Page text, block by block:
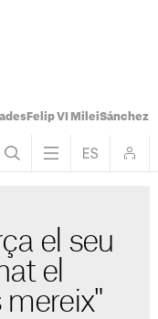
Felip VI MileiSánchez
el seu
el
mereix"